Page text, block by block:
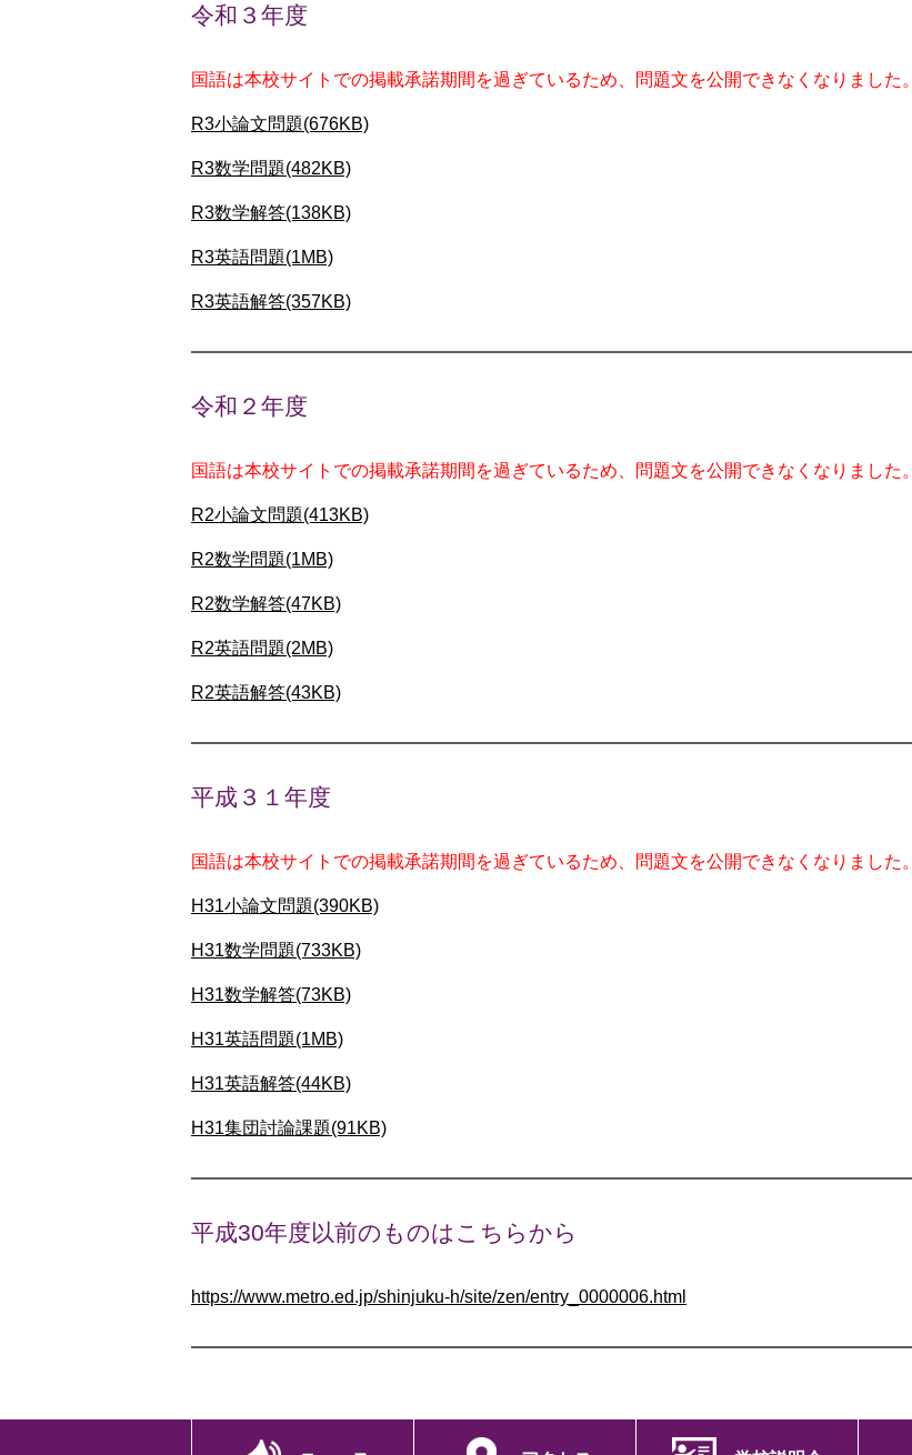
令和３年度
国語は本校サイトでの掲載承諾期間を過ぎているため、問題文を公開できなくなりました。
R3小論文問題(676KB)
R3数学問題(482KB)
R3数学解答(138KB)
R3英語問題(1MB)
R3英語解答(357KB)
令和２年度
国語は本校サイトでの掲載承諾期間を過ぎているため、問題文を公開できなくなりました。
R2小論文問題(413KB)
R2数学問題(1MB)
R2数学解答(47KB)
R2英語問題(2MB)
R2英語解答(43KB)
平成３１年度
国語は本校サイトでの掲載承諾期間を過ぎているため、問題文を公開できなくなりました。
H31小論文問題(390KB)
H31数学問題(733KB)
H31数学解答(73KB)
H31英語問題(1MB)
H31英語解答(44KB)
H31集団討論課題(91KB)
平成30年度以前のものはこちらから
https://www.metro.ed.jp/shinjuku-h/site/zen/entry_0000006.html